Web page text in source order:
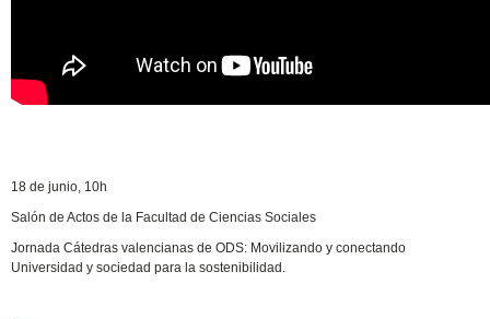
18 de junio, 10h
Salón de Actos de la Facultad de Ciencias Sociales
Jornada Cátedras valencianas de ODS: Movilizando y conectando
Universidad y sociedad para la sostenibilidad.